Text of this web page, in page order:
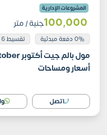
المشروعات الإدارية
100٬000جنية/ متر
0% دفعة مبدئية تقسيط 6
أسعار ومساحات
اتصل